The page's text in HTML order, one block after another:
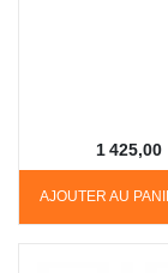
AJOUTER AU
1 425,00